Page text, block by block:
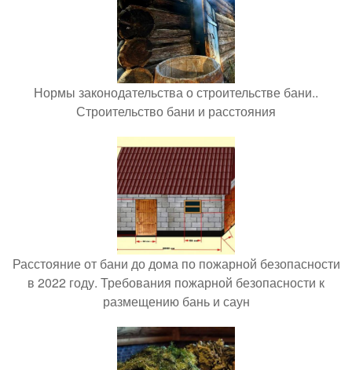
Нормы законодательства о строительстве бани..
Строительство бани и расстояния
Расстояние от бани до дома по пожарной безопасности
в 2022 году. Требования пожарной безопасности к
размещению бань и саун